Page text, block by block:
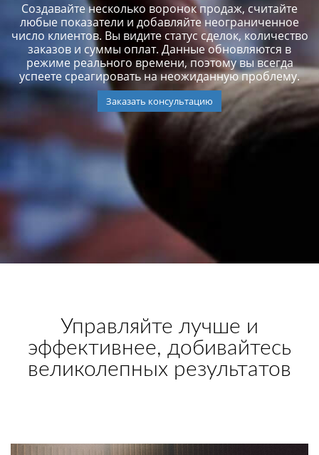
Создавайте несколько воронок продаж, считайте
любые показатели и добавляйте неограниченное
число клиентов. Вы видите статус сделок, количество
заказов и суммы оплат. Данные обновляются в
режиме реального времени, поэтому вы всегда
успеете среагировать на неожиданную проблему.
Заказать консультацию
Управляйте лучше и
эффективнее, добивайтесь
великолепных результатов